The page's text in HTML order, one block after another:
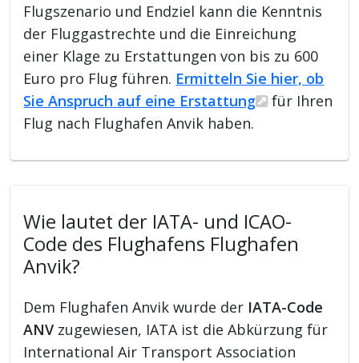
Flugszenario und Endziel kann die Kenntnis
der Fluggastrechte und die Einreichung
einer Klage zu Erstattungen von bis zu 600
Euro pro Flug führen. Ermitteln Sie hier, ob
Sie Anspruch auf eine Erstattung
für Ihren
Flug nach Flughafen Anvik haben.
Wie lautet der IATA- und ICAO-
Code des Flughafens Flughafen
Anvik?
Dem Flughafen Anvik wurde der IATA-Code
ANV zugewiesen, IATA ist die Abkürzung für
International Air Transport Association